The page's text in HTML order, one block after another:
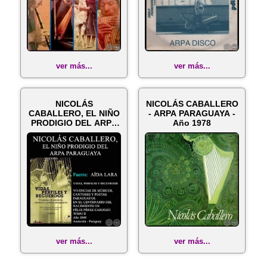
ver más... ver más...
NICOLÁS
CABALLERO, EL NIÑO
PRODIGIO DEL ARPA
PARAGUAYA - VIDAS,
P...
ver más...
NICOLÁS CABALLERO
- ARPA PARAGUAYA -
Año 1978
ver más...